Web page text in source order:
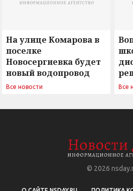
На улице Комарова в
поселке
Новосергиевка будет
новый водопровод
Все новости Все
© 2026